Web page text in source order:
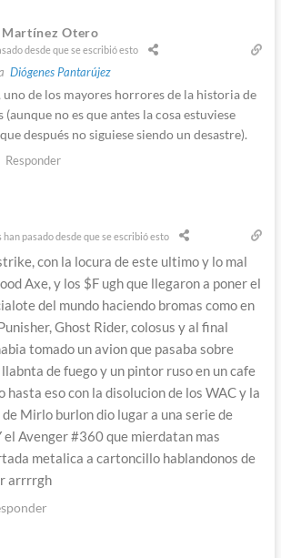
Martínez Otero
desde que se escribió esto
Diógenes Pantarújez
uno de los mayores horrores de la historia de
(aunque no es que antes la cosa estuviese
después no siguiese siendo un desastre).
Responder
han pasado desde que se escribió esto
con la locura de este ultimo y lo mal
Axe, y los $F ugh que llegaron a poner el
del mundo haciendo bromas como en
Ghost Rider, colosus y al final
tomado un avion que pasaba sobre
de fuego y un pintor ruso en un cafe
hasta eso con la disolucion de los WAC y la
Mirlo burlon dio lugar a una serie de
el Avenger #360 que mierdatan mas
metalica a cartoncillo hablandonos de
arrrrgh